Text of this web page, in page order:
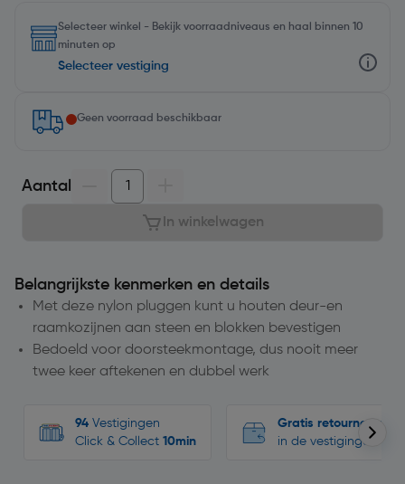
Selecteer winkel - Bekijk voorraadniveaus en haal binnen 10
minuten op
Selecteer vestiging
Geen voorraad beschikbaar
Aantal
In winkelwagen
Belangrijkste kenmerken en details
Met deze nylon pluggen kunt u houten deur-en
raamkozijnen aan steen en blokken bevestigen
Bedoeld voor doorsteekmontage, dus nooit meer
twee keer aftekenen en dubbel werk
94 Vestigingen
Click & Collect 10min
Gratis retourneren
in de vestigingen